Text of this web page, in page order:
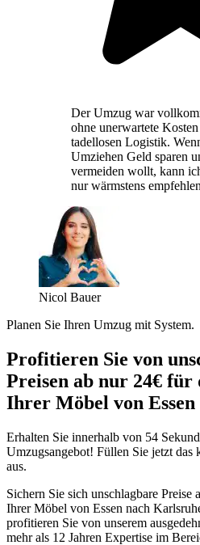
Der Umzug war
ohne unerwartete
tadellosen Logistik.
Umziehen Geld sparen
vermeiden wollt, kann
nur wärmstens
Nicol Bauer
Planen Sie Ihren Umzug mit System.
Profitieren Sie von
Preisen ab nur 24€ für
Ihrer Möbel von
Erhalten Sie innerhalb von 54
Umzugsangebot! Füllen Sie jetzt das
aus.
Sichern Sie sich unschlagbare Preise
Ihrer Möbel von Essen nach
profitieren Sie von unserem
mehr als 12 Jahren Expertise im